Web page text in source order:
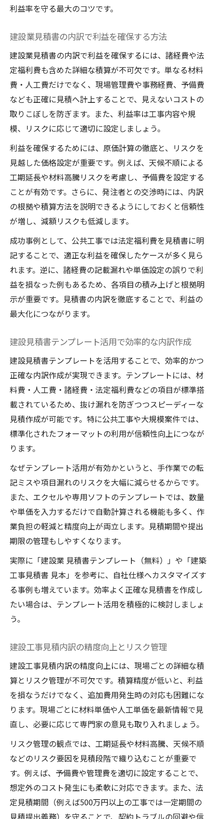
利益率を守る最大のコツです。
建設業見積書の内訳で利益を確保する方法
建設業見積書の内訳で利益を確保するには、諸経費や法
定福利費も含めた詳細な積算が不可欠です。単なる材料
費・人工費だけでなく、現場管理費や事務経費、予備費
なども正確に見積へ計上することで、見えないコストの
取りこぼしを防ぎます。また、利益率は工事内容や規
模、リスクに応じて適切に設定しましょう。
利益を確保するためには、原価計算の徹底と、リスクを
見越した価格設定が重要です。例えば、天候不順による
工期延長や材料高騰リスクを考慮し、予備費を設定する
ことが有効です。さらに、発注者との交渉時には、内訳
の根拠や積算方法を説明できるようにしておくと信頼性
が増し、減額リスクも低減します。
成功事例として、公共工事では法定福利費を見積書に明
記することで、適正な利益を確保したケースが多く見ら
れます。逆に、諸経費の記載漏れや単価設定の誤りで利
益を損なった例もあるため、各項目の積み上げと根拠明
示が重要です。見積書の内訳を徹底することで、利益の
最大化につながります。
建設見積書テンプレート活用で効率的な内訳作成
建設見積書テンプレートを活用することで、効率的かつ
正確な内訳作成が実現できます。テンプレートには、材
料費・人工費・諸経費・法定福利費などの項目が標準搭
載されているため、抜け漏れを防ぎつつスピーディーな
見積作成が可能です。特に公共工事や大規模案件では、
標準化されたフォーマットの利用が信頼性向上につなが
ります。
なぜテンプレート活用が有効かというと、手作業での転
記ミスや項目漏れのリスクを大幅に減らせるからです。
また、エクセルや専用ソフトのテンプレートでは、数量
や単価を入力するだけで自動計算される機能も多く、作
業負担の軽減と精度向上が両立します。見積期間や提出
期限の管理もしやすくなります。
実際に「建設業 見積書テンプレート（無料）」や「建築
工事見積書 見本」を参考に、自社仕様へカスタマイズす
る事例も増えています。効率よく正確な見積書を作成し
たい場合は、テンプレート活用を積極的に検討しましょ
う。
建設工事見積内訳の精度向上とリスク管理
建設工事見積内訳の精度向上には、現場ごとの詳細な積
算とリスク管理が不可欠です。積算精度が低いと、利益
を損なうだけでなく、追加費用発生時の対応も困難にな
ります。現場ごとに材料単価や人工単価を最新情報で見
直し、必要に応じて専門家の意見も取り入れましょう。
リスク管理の観点では、工期延長や材料高騰、天候不順
などのリスク要因を見積段階で織り込むことが重要で
す。例えば、予備費や管理費を適切に設定することで、
想定外のコスト発生にも柔軟に対応できます。また、法
定見積期間（例えば500万円以上の工事では一定期間の
見積提出義務）を守ることで、契約トラブルの回避や信